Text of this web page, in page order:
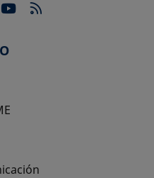
una pestaña
en una pestaña
abre en una
se abre en una